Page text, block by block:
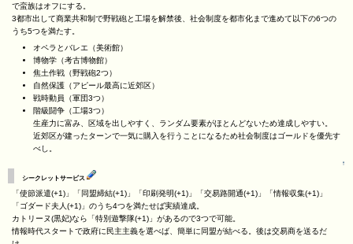
で蛮族はオフにする。
3都市出して商業共和制で野戦砲と工場を解禁後、社会制度を都市化まで進めて以下の6つの
うち5つを満たす。
オペラとバレエ（美術館）
博物学（考古博物館）
焦土作戦（野戦砲2つ）
自然保護（アピール最高に近郊区）
戦時動員（軍団3つ）
階級闘争（工場3つ）
生産力に富み、区域を出しやすく、ランダム要素がほとんどないため達成しやすい。
近郊区が建ったターンで一気に購入を行うことになるため社会制度はゴールドを優先す
べし。
↑
シークレットサービス
「使節派遣(+1)」「同盟締結(+1)」「印刷発明(+1)」「交易路開通(+1)」「情報収集(+1)」
「ゴダード夫人(+1)」のうち4つを満たせば実績達成。
カトリーヌ(黒妃)なら「特別遊撃隊(+1)」があるので3つで可能。
情報時代スタートで政府に民主主義を選べば、簡単に同盟が結べる。後は交易商を送るだ